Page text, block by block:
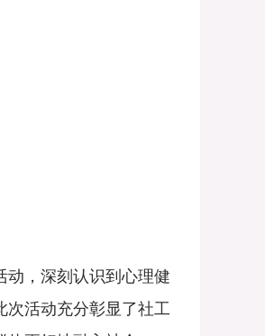
，深刻认识到心理健
次活动充分彰显了社工